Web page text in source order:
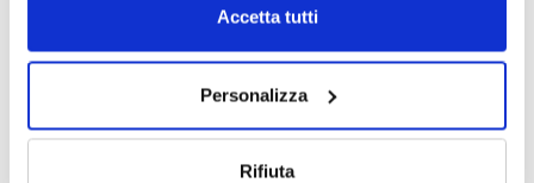
Accetta tutti
Personalizza
Rifiuta
Prima Assicurazioni: grande
intermediari partner 2026
MAGNIFICA HUMANITAS (l’impatto